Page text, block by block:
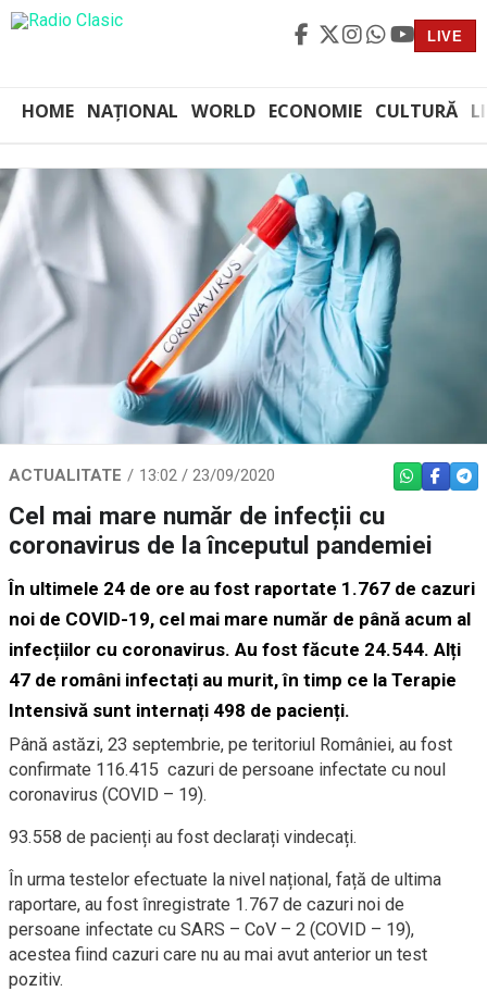
LIVE
HOME NAȚIONAL WORLD ECONOMIE CULTURĂ
ACTUALITATE 13:02 / 23/09/2020 WHATSAPP
Cel mai mare număr de infecții cu
coronavirus de la începutul pandemiei
În ultimele 24 de ore au fost raportate 1.767 de cazuri
noi de COVID-19, cel mai mare număr de până acum al
infecțiilor cu coronavirus. Au fost făcute 24.544. Alți
47 de români infectați au murit, în timp ce la Terapie
Intensivă sunt internați 498 de pacienți.
Până astăzi, 23 septembrie, pe teritoriul României, au fost
confirmate 116.415 cazuri de persoane infectate cu noul
coronavirus (COVID – 19).
93.558 de pacienți au fost declarați vindecați.
În urma testelor efectuate la nivel național, față de ultima
raportare, au fost înregistrate 1.767 de cazuri noi de
persoane infectate cu SARS – CoV – 2 (COVID – 19),
acestea fiind cazuri care nu au mai avut anterior un test
pozitiv.